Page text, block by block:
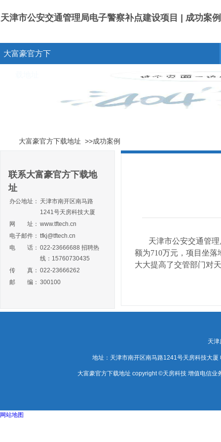
天津市公安交通管理局电子警察补点建设项目 | 成功案
大富豪官方下
大富豪官方下载地址 >>成功案例
天津市公安交通管理
额为710万元，项目坐
大大提高了交管部门对
联系大富豪官方下载地
址
办公地址： 天津市南开区南马路
1241号天房科技大厦
网 址： www.tftech.cn
电子邮件： tfkj@tftech.cn
电 话： 022-23666688 招聘热
线：15760730435
传 真： 022-23666262
邮 编： 300100
天
地址：天津市南开区南马路1241号天房科技大
大富豪官方下载地址 copyright ©天房科技 增值电信
网站地图